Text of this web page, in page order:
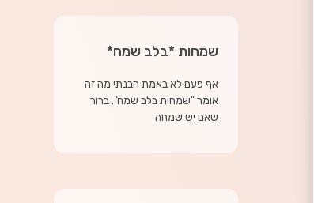
שמחות *בלב שמח*
אף פעם לא באמת הבנתי מה זה
אומר "שמחות בלב שמח". ברור
שאם יש שמחה